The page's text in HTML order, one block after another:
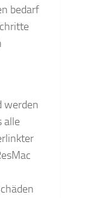
bedarf
werden
alle